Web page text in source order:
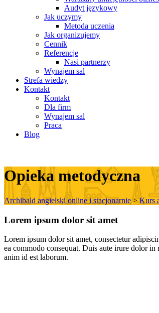
Audyt językowy
Jak uczymy
Metoda uczenia
Jak organizujemy
Cennik
Referencje
Nasi partnerzy
Wynajem sal
Strefa wiedzy
Kontakt
Kontakt
Dla firm
Wynajem sal
Praca
Blog
Opieka metodyczna
Archibald angielski online i stacjonarnie>Kurs
Lorem ipsum dolor sit amet
Lorem ipsum dolor sit amet, consectetur
ea commodo consequat. Duis aute irure dolor
anim id est laborum.